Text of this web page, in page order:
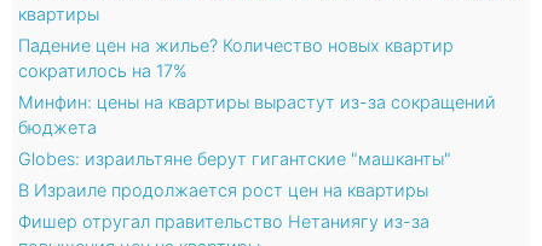
квартиры
Падение цен на жилье? Количество новых квартир
сократилось на 17%
Минфин: цены на квартиры вырастут из-за сокращений
бюджета
Globes: израильтяне берут гигантские "машканты"
В Израиле продолжается рост цен на квартиры
Фишер отругал правительство Нетаниягу из-за